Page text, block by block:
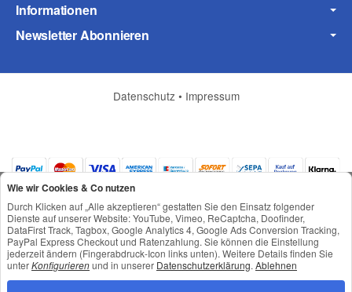
Frage zum Artikel
Ihre Frage
Informationen
Newsletter Abonnieren
Datenschutz • Impressum
*Alle Preise inkl. gesetzlicher USt., zzgl.Versand
© © Toneroffice.de
Wie wir Cookies & Co nutzen
Durch Klicken auf „Alle akzeptieren“ gestatten Sie den Einsatz folgender
Dienste auf unserer Website: YouTube, Vimeo, ReCaptcha, Doofinder,
DataFirst Track, Tagbox, Google Analytics 4, Google Ads Conversion Tracking,
PayPal Express Checkout und Ratenzahlung. Sie können die Einstellung
jederzeit ändern (Fingerabdruck-Icon links unten). Weitere Details finden Sie
unterKonfigurierenund in unserer Datenschutzerklärung. Ablehnen